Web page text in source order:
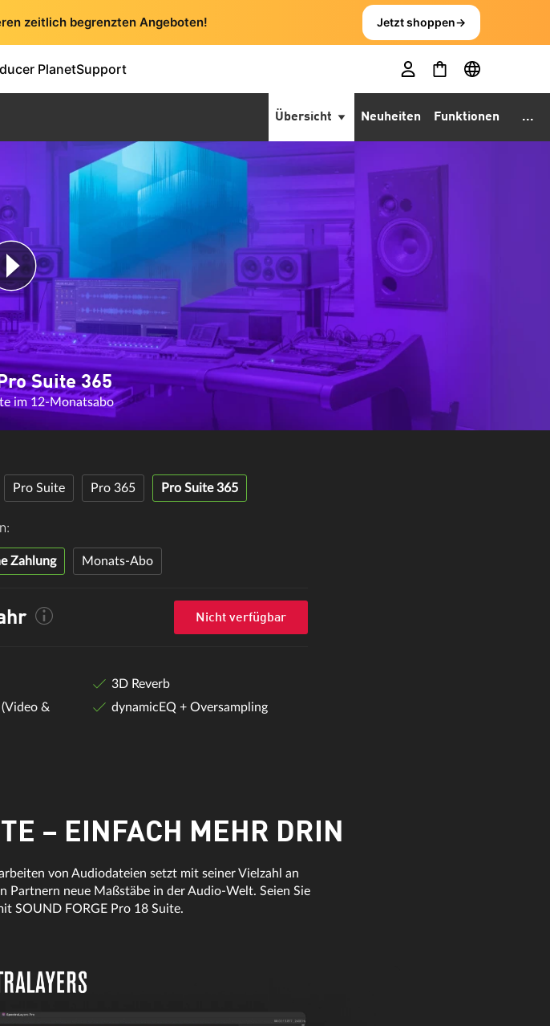
zeitlich begrenzten Angeboten! Jetzt shoppen→
PlanetSupport
Übersicht Neuheiten Funktionen ...
Suite 365
im 12-Monatsabo
Pro Suite Pro 365 Pro Suite 365
Zahlung Monats-Abo
Nicht verfügbar
&
3D Reverb
dynamicEQ + Oversampling
– EINFACH MEHR DRIN
von Audiodateien setzt mit seiner Vielzahl an
Partnern neue Maßstäbe in der Audio-Welt. Seien Sie
SOUND FORGE Pro 18 Suite.